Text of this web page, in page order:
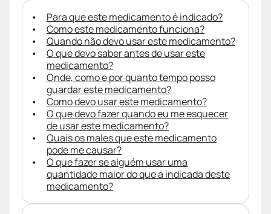
Para que este medicamento é indicado?
Como este medicamento funciona?
Quando não devo usar este medicamento?
O que devo saber antes de usar este
medicamento?
Onde, como e por quanto tempo posso
guardar este medicamento?
Como devo usar este medicamento?
O que devo fazer quando eu me esquecer
de usar este medicamento?
Quais os males que este medicamento
pode me causar?
O que fazer se alguém usar uma
quantidade maior do que a indicada deste
medicamento?